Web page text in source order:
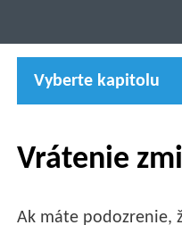
Vyberte kapitolu
Vrátenie
Ak máte podozrenie,